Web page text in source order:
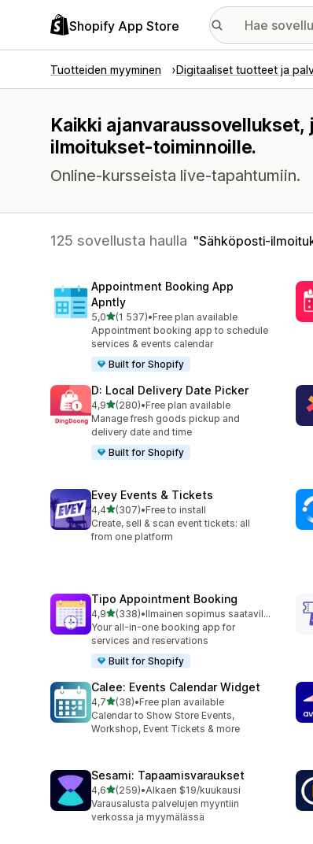
Shopify App Store
Tuotteiden myyminen Digitaaliset tuotteet ja
Kaikki
ilmoitukset-toiminnoille.
Online-kursseista live-tapahtumiin.
125 sovellusta haulla Sähköposti-
Appointment Booking App
Apntly
5,0/ 5 tähteä
(1 537)
1537 arvostelua yhteensä
•Free plan available
Appointment booking app to schedule
services & events calendar
Built for Shopify
D: Local Delivery Date Picker
4,9/ 5 tähteä
(280)
280 arvostelua yhteensä
•Free plan available
Manage fresh goods pickup and
delivery date and time
Built for Shopify
Evey Events & Tickets
4,4/ 5 tähteä
(307)
307 arvostelua yhteensä
•Free to install
Create, sell & scan event tickets: all
from one platform
Tipo Appointment Booking
4,9/ 5 tähteä
(338)
338 arvostelua yhteensä
•
Ilmainen sopimus saatavilla
Your all-in-one booking app for
services and reservations
Built for Shopify
Calee: Events Calendar Widget
4,7/ 5 tähteä
(38)
38 arvostelua yhteensä
•Free plan available
Calendar to Show Store Events,
Workshop, Event Tickets & more
Sesami: Tapaamisvaraukset
4,6/ 5 tähteä
(259)
259 arvostelua yhteensä
•Alkaen $19/kuukausi
Varausalusta palvelujen myyntiin
verkossa ja myymälässä